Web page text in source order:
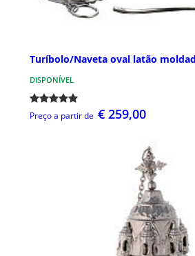
Turíbolo/Naveta oval latão
DISPONÍVEL
Preço a partir de € 259,00